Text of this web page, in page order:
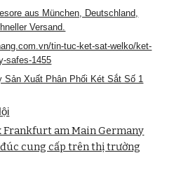
aus München, Deutschland,
Versand.
tin-tuc-ket-sat-welko/ket-
safes-1455
Sản Xuất Phân Phối Két Sắt Số 1
Frankfurt am Main Germany
đúc cung cấp trên thị trường